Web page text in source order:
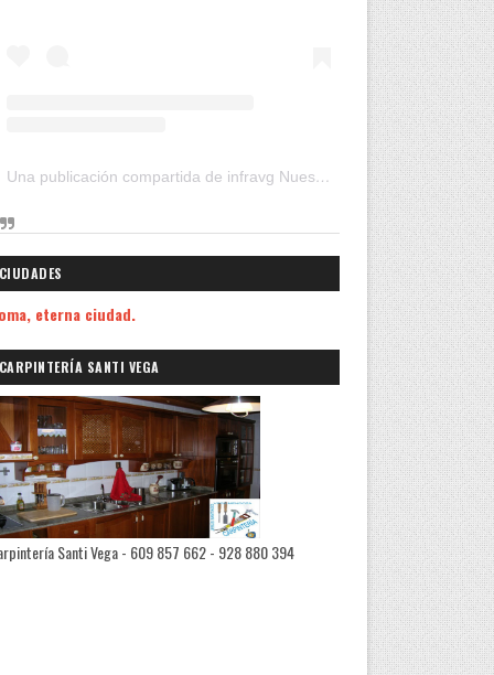
Una publicación compartida de infravg Nuestros Viajes (@infravg)
eterna ciudad.
SANTI VEGA
Santi Vega - 609 857 662 - 928 880 394